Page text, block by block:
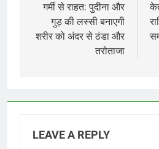
navigation
गर्मी से राहत: पुदीना और
गुड़ की लस्सी बनाएगी
शरीर को अंदर से ठंडा और
तरोताजा
LEAVE A REPLY